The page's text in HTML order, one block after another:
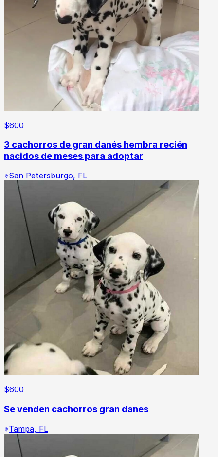
$600
3 cachorros de gran danés hembra recién
nacidos de meses para adoptar
San Petersburgo, FL
$600
Se venden cachorros gran danes
Tampa, FL